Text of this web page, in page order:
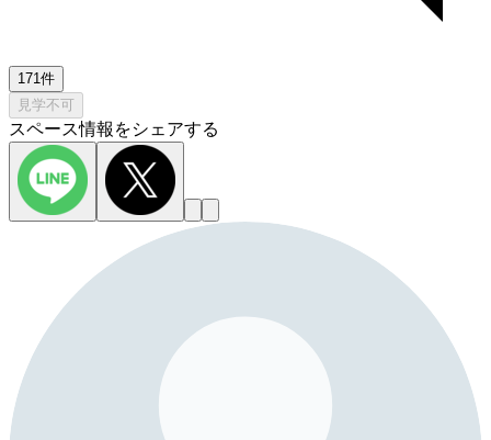
171件
見学不可
スペース情報をシェアする